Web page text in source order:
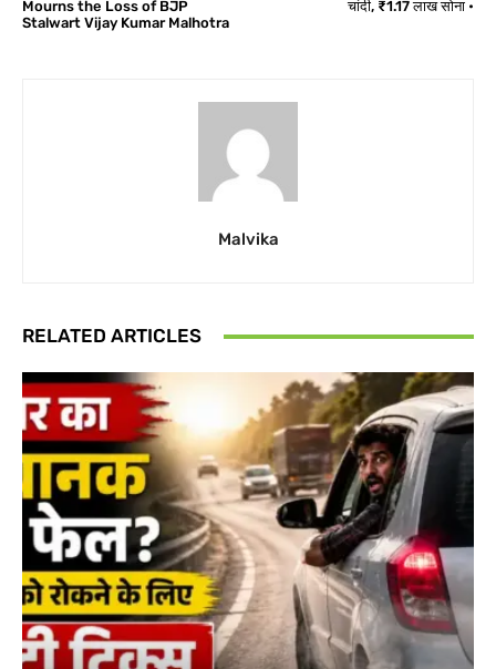
Mourns the Loss of BJP
Stalwart Vijay Kumar Malhotra
चांदी, ₹1.17 लाख सोना •
Malvika
RELATED ARTICLES